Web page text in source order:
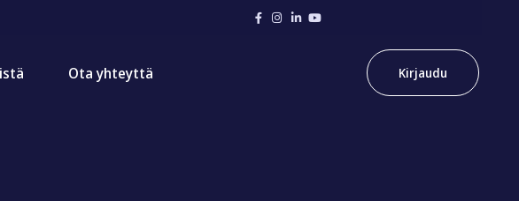
Ota yhteyttä Kirjaudu